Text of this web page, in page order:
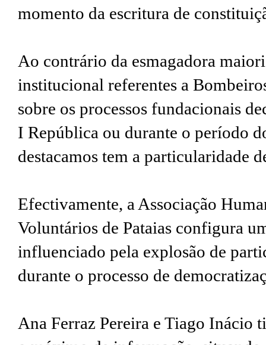
momento da escritura de
Ao contrário da esmagadora
institucional referentes a
sobre os processos fundacionais
I República ou durante o período
destacamos tem a particularidade
Efectivamente, a Associação
Voluntários de Pataias configura
influenciado pela explosão de
durante o processo de
Ana Ferraz Pereira e Tiago Inácio